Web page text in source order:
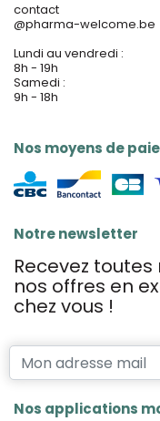
contact
@pharma-welcome.be
Lundi au vendredi :
8h - 19h
Samedi :
9h - 18h
Nos moyens de
Notre newsletter
Recevez
nos offres en
chez vous !
Nos applications